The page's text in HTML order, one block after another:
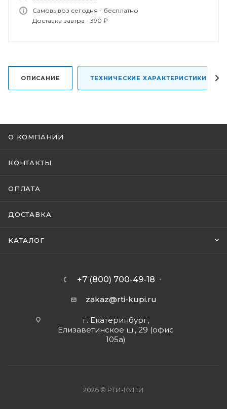
Самовывоз сегодня - бесплатно
Доставка завтра - 390 ₽
ОПИСАНИЕ ТЕХНИЧЕСКИЕ ХАРАКТЕРИСТИКИ
О КОМПАНИИ
КОНТАКТЫ
ОПЛАТА
ДОСТАВКА
КАТАЛОГ
+7 (800) 700-49-18
zakaz@rti-kupi.ru
г. Екатеринбург,
Елизаветинское ш., 29 (офис
105а)
2026 © РТИ-КУПИ
Спасибо за заказ!
В ближайшее время наш менеджер свяжется с
вами.